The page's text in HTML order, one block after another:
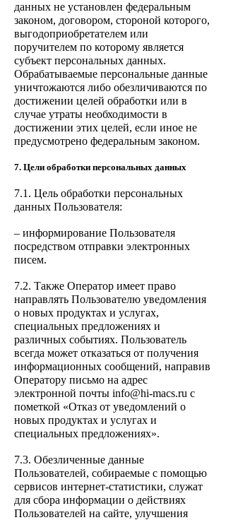
данных не установлен федеральным
законом, договором, стороной которого,
выгодоприобретателем или
поручителем по которому является
субъект персональных данных.
Обрабатываемые персональные данные
уничтожаются либо обезличиваются по
достижении целей обработки или в
случае утраты необходимости в
достижении этих целей, если иное не
предусмотрено федеральным законом.
7. Цели обработки персональных данных
7.1. Цель обработки персональных
данных Пользователя:
– информирование Пользователя
посредством отправки электронных
писем.
7.2. Также Оператор имеет право
направлять Пользователю уведомления
о новых продуктах и услугах,
специальных предложениях и
различных событиях. Пользователь
всегда может отказаться от получения
информационных сообщений, направив
Оператору письмо на адрес
электронной почты info@hi-macs.ru с
пометкой «Отказ от уведомлений о
новых продуктах и услугах и
специальных предложениях».
7.3. Обезличенные данные
Пользователей, собираемые с помощью
сервисов интернет-статистики, служат
для сбора информации о действиях
Пользователей на сайте, улучшения